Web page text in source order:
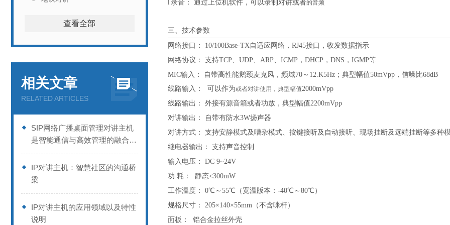
查看全部
相关文章
RELATED ARTICLES
SIP网络广播桌面管理对讲主机
是智能通信与高效管理的融合产
品
IP对讲主机：智慧社区的沟通桥
梁
IP对讲主机的应用领域以及特性
说明
l 录音： 通过上位机软件，可以录制对讲或者的音频
三、技术参数
网络接口：
10/100Base-TX自适应网络，RJ45接口，收发数据指示
网络协议：
支持TCP、UDP、ARP、ICMP，DHCP，DNS，IGMP等
MIC输入：
自带高性能鹅颈麦克风，频域70～12.K5Hz；典型幅值50mVpp，信噪比68dB
线路输入：
可以作为或者对讲使用，典型幅值2000mVpp
线路输出：
外接有源音箱或者功放，典型幅值2200mVpp
对讲输出：
自带有防水3W扬声器
对讲方式：
支持安静模式及嘈杂模式、按键接听及自动接听、现场挂断及远端挂断等多种
继电器输出：
支持声音控制
输入电压：
DC 9~24V
功 耗： 静态<300mW
工作温度：
0℃～55℃（宽温版本：-40℃～80℃）
规格尺寸：
205×140×55mm（不含咪杆）
面板：
铝合金拉丝外壳